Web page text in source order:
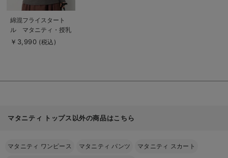
商
品
詳
を
綿混フライスタート
ル マタニティ・授乳
服【出産後も長く使え
￥3,990 (税込)
マタニティ トップス以外の商品はこちら
マタニティ ワンピース マタニティ パンツ マタニティ スカート